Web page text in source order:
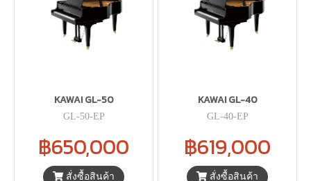
KAWAI GL-50
GL-50-EP
฿650,000
สั่งซื้อสินค้า
KAWAI GL-40
GL-40-EP
฿619,000
สั่งซื้อสินค้า